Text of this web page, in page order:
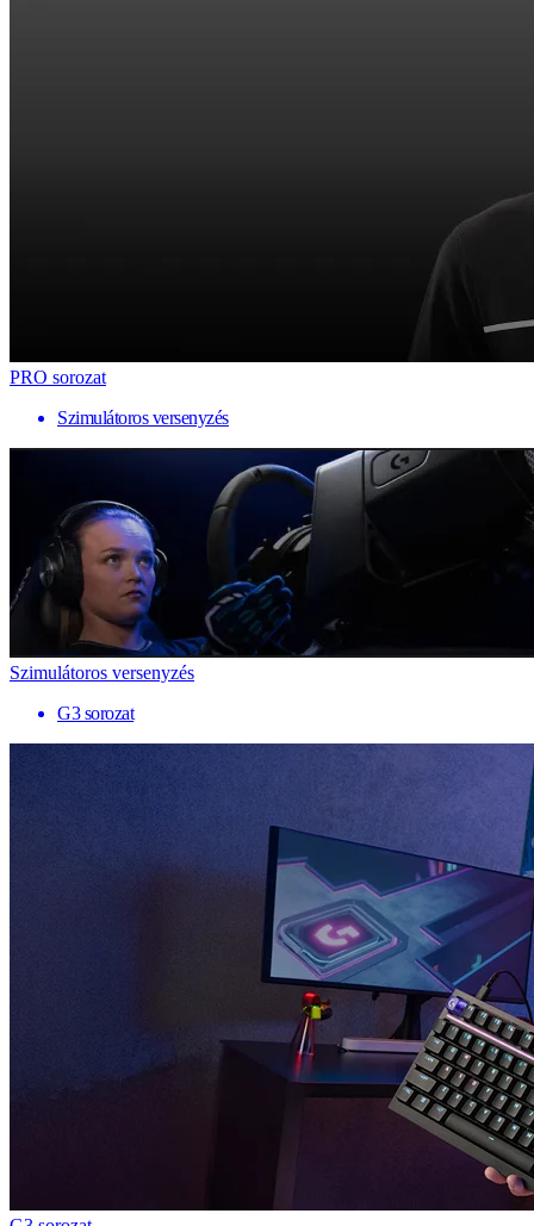
PRO sorozat
Szimulátoros versenyzés
Szimulátoros versenyzés
G3 sorozat